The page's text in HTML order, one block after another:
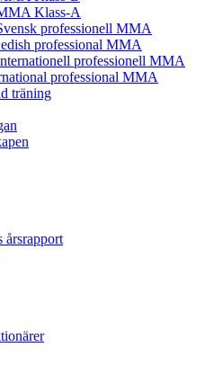
Klass-A
professionell MMA
professional MMA
professionell MMA
professional MMA
träning
årsrapport